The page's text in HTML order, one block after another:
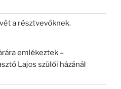
a résztvevőknek.
emlékeztek –
Lajos szülői házánál